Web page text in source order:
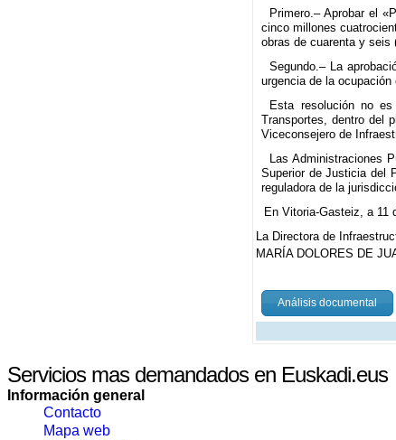
Primero.– Aprobar el
cinco millones
obras de cuarenta y seis
Segundo.– La
urgencia de la
Esta resolución no
Transportes, dentro del
Viceconsejero de
Las Administraciones
Superior de Justicia del
reguladora de la
En Vitoria-Gasteiz, a 11
La Directora de
MARÍA DOLORES DE
Análisis documental
Servicios mas demandados en Euskadi.eus
Información general
Contacto
Mapa web